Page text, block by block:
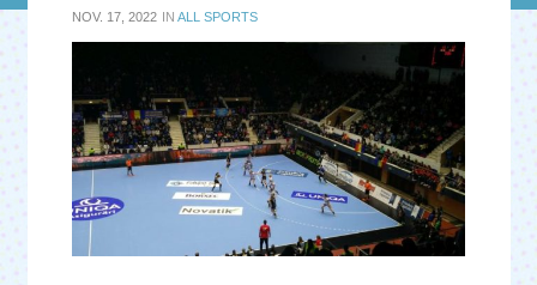
NOV. 17, 2022 IN ALL SPORTS